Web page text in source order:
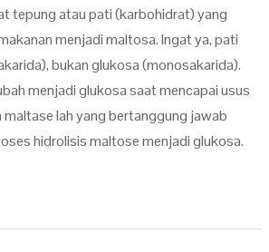
tepung atau pati (karbohidrat) yang
menjadi maltosa. Ingat ya, pati
bukan glukosa (monosakarida).
menjadi glukosa saat mencapai usus
lah yang bertanggung jawab
hidrolisis maltose menjadi glukosa.